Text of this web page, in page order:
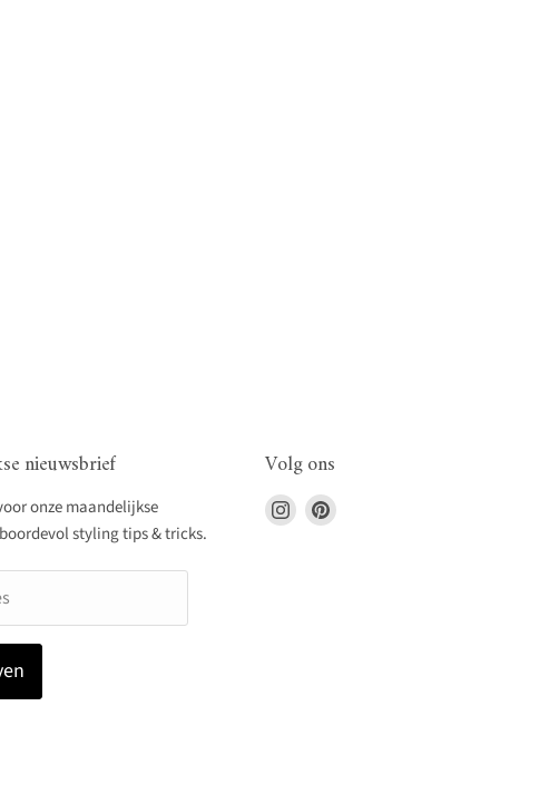
nieuwsbrief
onze maandelijkse
styling tips & tricks.
Volg ons
Vind
ons
Vind